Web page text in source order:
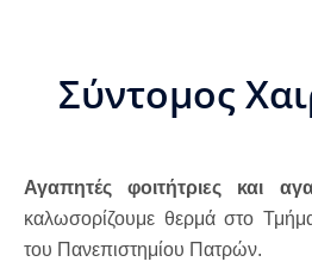
Σύντομος
Αγαπητές φοιτήτριες και
καλωσορίζουμε θερμά στο
του Πανεπιστημίου Πατρών.